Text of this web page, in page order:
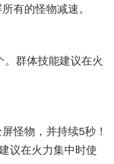
有的怪物减速。
。群体技能建议在火
怪物，并持续5秒！
议在火力集中时使